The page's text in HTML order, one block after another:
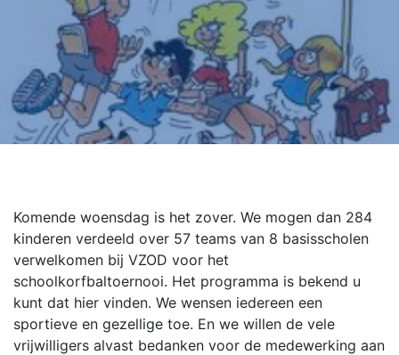
Komende woensdag is het zover. We mogen dan 284
kinderen verdeeld over 57 teams van 8 basisscholen
verwelkomen bij VZOD voor het
schoolkorfbaltoernooi. Het programma is bekend u
kunt dat hier vinden. We wensen iedereen een
sportieve en gezellige toe. En we willen de vele
vrijwilligers alvast bedanken voor de medewerking aan